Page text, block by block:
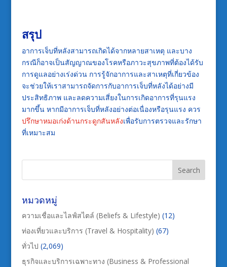
สรุป
อาการเจ็บที่หลังสามารถเกิดได้จากหลายสาเหตุ และบาง
กรณีก็อาจเป็นสัญญาณของโรคหรือภาวะสุขภาพที่ต้องได้รับ
การดูแลอย่างเร่งด่วน การรู้จักอาการและสาเหตุที่เกี่ยวข้อง
จะช่วยให้เราสามารถจัดการกับอาการเจ็บที่หลังได้อย่างมี
ประสิทธิภาพ และลดความเสี่ยงในการเกิดอาการที่รุนแรง
มากขึ้น หากมีอาการเจ็บที่หลังอย่างต่อเนื่องหรือรุนแรง ควร
ปรึกษาหมอเก่งด้านกระดูกสันหลังเพื่อรับการตรวจและรักษา
ที่เหมาะสม
หมวดหมู่
ความเชื่อและไลฟ์สไตล์ (Beliefs & Lifestyle) (12)
ท่องเที่ยวและบริการ (Travel & Hospitality) (67)
ทั่วไป (2,069)
ธุรกิจและบริการเฉพาะทาง (Business & Professional